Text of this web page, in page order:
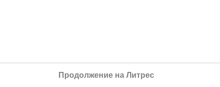
Продолжение на Литрес